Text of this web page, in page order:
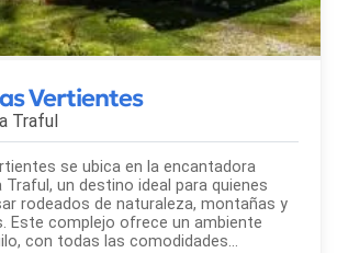
Vertientes
Traful
se ubica en la encantadora
Traful, un destino ideal para quienes
rodeados de naturaleza, montañas y
Este complejo ofrece un ambiente
con todas las comodidades